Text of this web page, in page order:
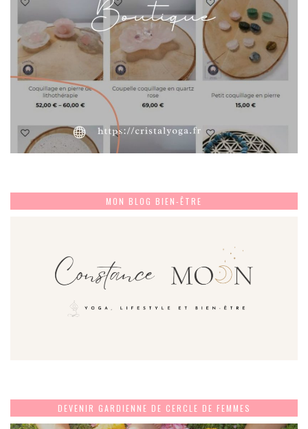
MON BLOG BIEN-ÊTRE
DEVENIR GARDIENNE DE CERCLE DE FEMMES